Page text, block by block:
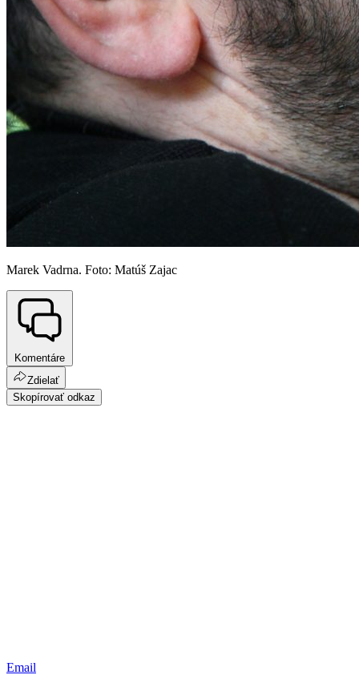
Marek Vadrna. Foto: Matúš Zajac
Komentáre
Zdielať
Skopírovať odkaz
Email